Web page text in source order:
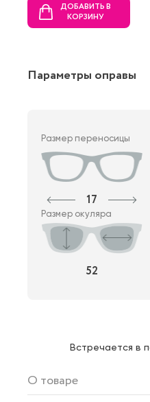
ДОБАВИТЬ В
КОРЗИНУ
Параметры оправы
Размер переносицы
17
Размер окуляра
52
Встречается в
О товаре